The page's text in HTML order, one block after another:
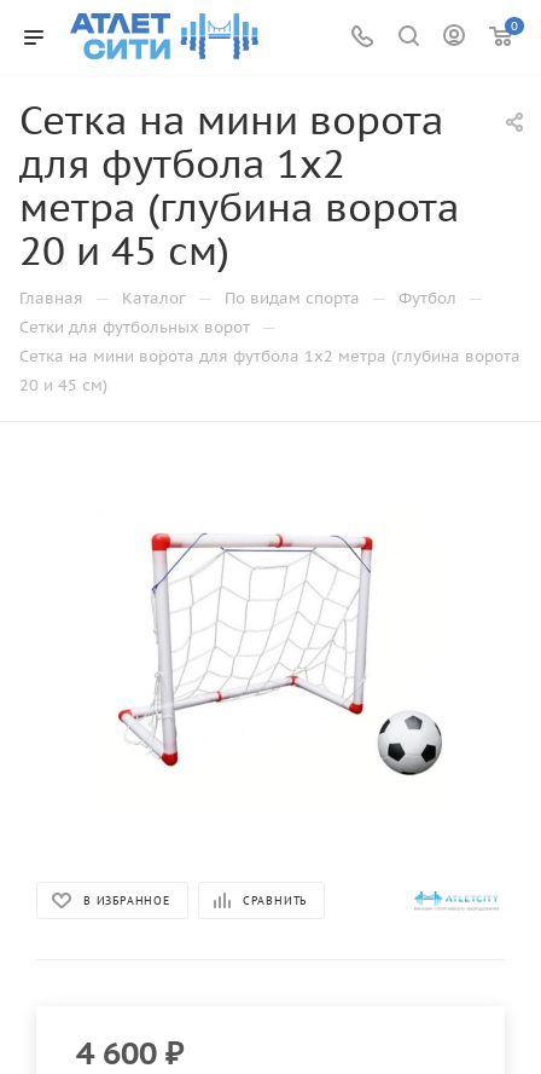
0
Сетка на мини ворота
для футбола 1х2
метра (глубина ворота
20 и 45 см)
Главная — Каталог — По видам спорта — Футбол —
Сетки для футбольных ворот —
Сетка на мини ворота для футбола 1х2 метра (глубина ворота
20 и 45 см)
В ИЗБРАННОЕ СРАВНИТЬ
4 600 ₽